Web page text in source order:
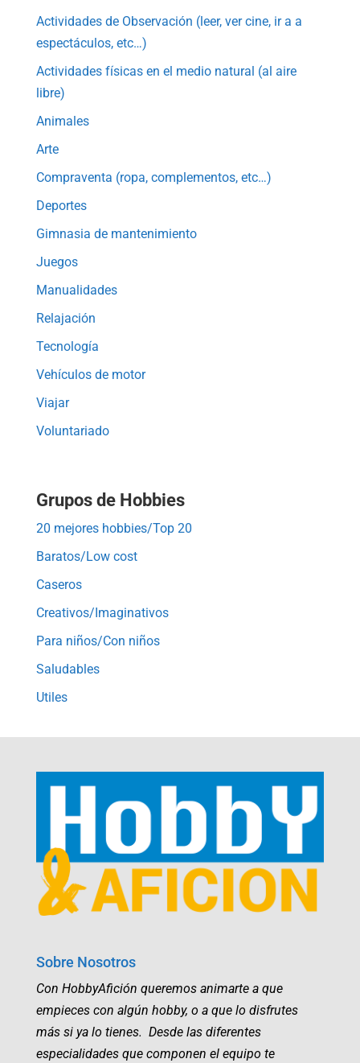
Actividades de Observación (leer, ver cine, ir a a
espectáculos, etc…)
Actividades físicas en el medio natural (al aire
libre)
Animales
Arte
Compraventa (ropa, complementos, etc…)
Deportes
Gimnasia de mantenimiento
Juegos
Manualidades
Relajación
Tecnología
Vehículos de motor
Viajar
Voluntariado
Grupos de Hobbies
20 mejores hobbies/Top 20
Baratos/Low cost
Caseros
Creativos/Imaginativos
Para niños/Con niños
Saludables
Utiles
Sobre Nosotros
Con HobbyAfición queremos animarte a que
empieces con algún hobby, o a que lo disfrutes
más si ya lo tienes. Desde las diferentes
especialidades que componen el equipo te